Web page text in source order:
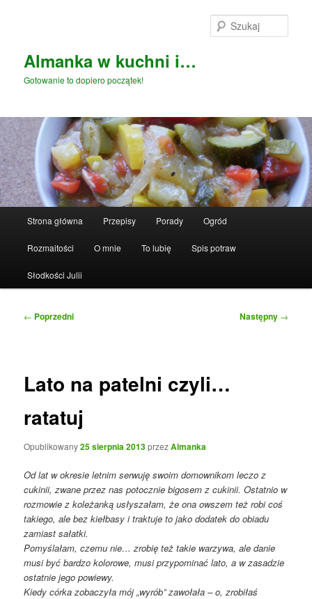
Almanka w kuchni i…
Gotowanie to dopiero początek!
Strona główna Przepisy Porady Ogród
Rozmaitości O mnie To lubię Spis potraw
Słodkości Julii
Nawigacja
← Poprzedni Następny →
Lato na patelni czyli…
ratatuj
Opublikowany25 sierpnia 2013przezAlmanka
Od lat w okresie letnim serwuję swoim domownikom leczo z
cukinii, zwane przez nas potocznie bigosem z cukinii. Ostatnio w
rozmowie z koleżanką usłyszałam, że ona owszem też robi coś
takiego, ale bez kiełbasy i traktuje to jako dodatek do obiadu
zamiast sałatki.
Pomyślałam, czemu nie… zrobię też takie warzywa, ale danie
musi być bardzo kolorowe, musi przypominać lato, a w zasadzie
ostatnie jego powiewy.
Kiedy córka zobaczyła mój „wyrób” zawołała – o, zrobiłaś